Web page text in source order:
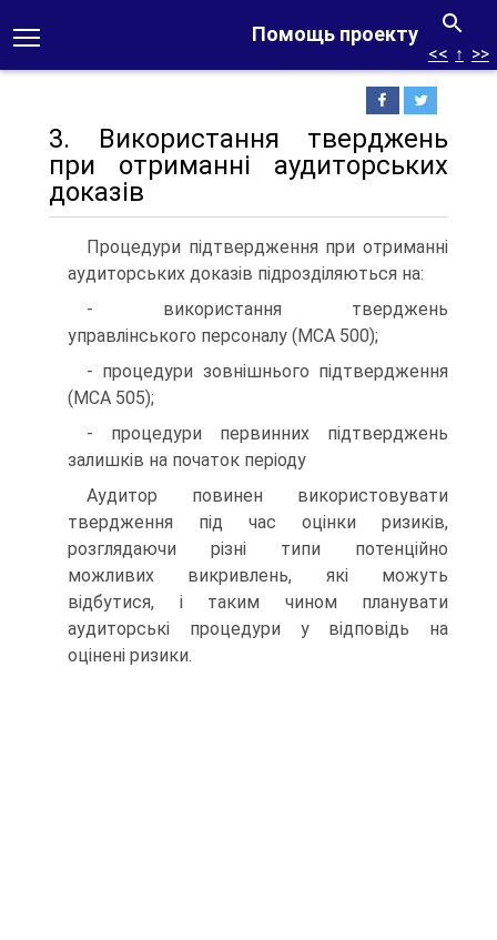
Помощь проекту
<< ↑ >>
3. Використання тверджень
при отриманні аудиторських
доказів
Процедури підтвердження при отриманні
аудиторських доказів підрозділяються на:
- використання тверджень
управлінського персоналу (МСА 500);
- процедури зовнішнього підтвердження
(МСА 505);
- процедури первинних підтверджень
залишків на початок періоду
Аудитор повинен використовувати
твердження під час оцінки ризиків,
розглядаючи різні типи потенційно
можливих викривлень, які можуть
відбутися, і таким чином планувати
аудиторські процедури у відповідь на
оцінені ризики.